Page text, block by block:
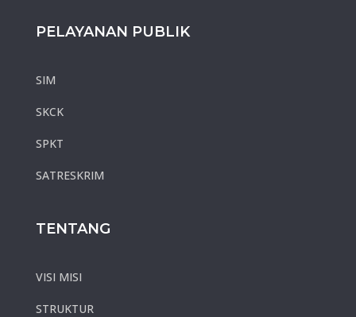
PELAYANAN PUBLIK
SIM
SKCK
SPKT
SATRESKRIM
TENTANG
VISI MISI
STRUKTUR